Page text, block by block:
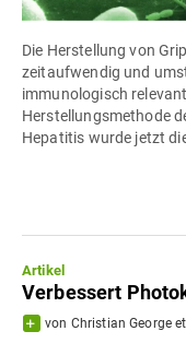
Die Herstellung von
zeitaufwendig und
immunologisch
Herstellungsmethode
Hepatitis wurde jetzt
Artikel
Verbessert
von Christian George